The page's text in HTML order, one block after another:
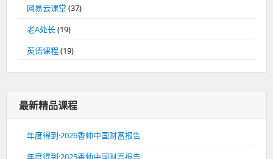
网易云课堂 (37)
老A处长(19)
英语课程(19)
最新精品课程
年度得到·2026香帅中国财富报告
年度得到·2025香帅中国财富报告